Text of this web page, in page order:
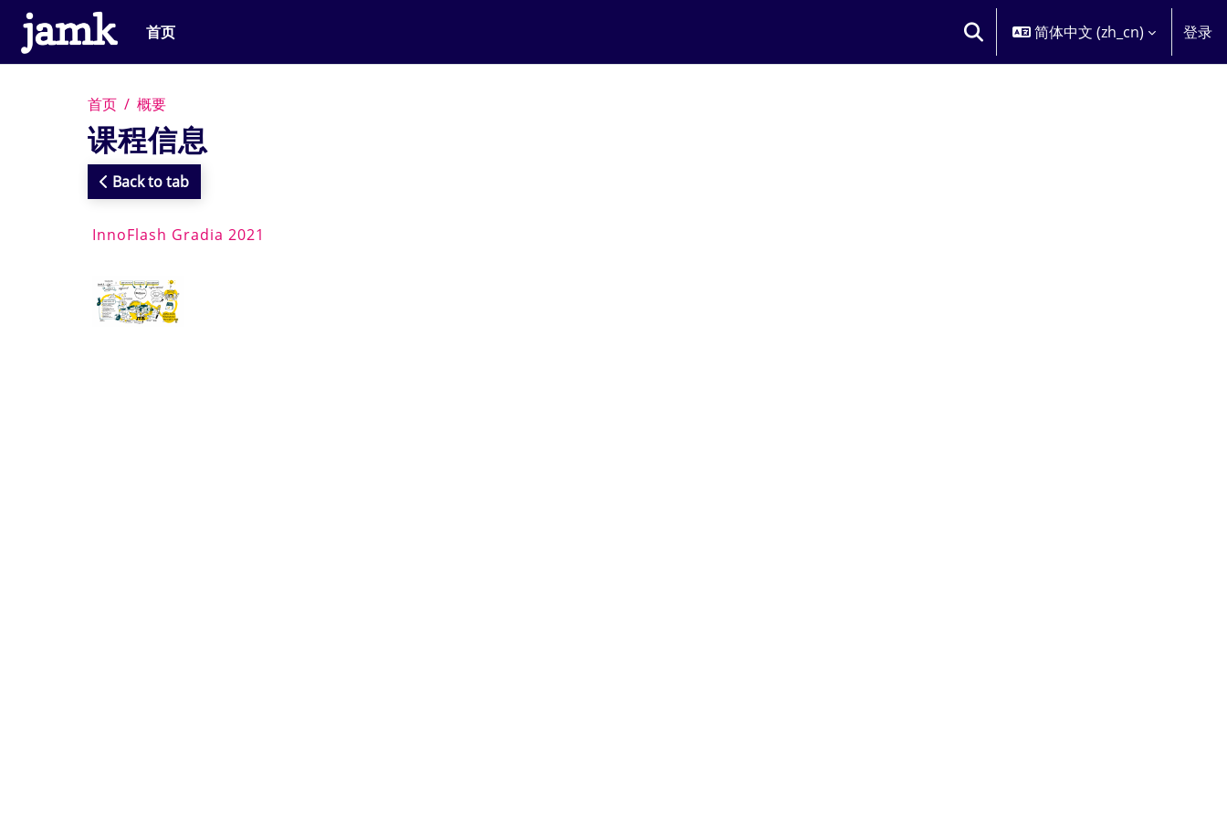
跳到主要内容
首页
切换搜索输入简体中文 ‎(zh_cn)‎ 登录
首页 概要
课程信息
Back to tab
InnoFlash Gradia 2021